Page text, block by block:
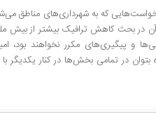
که به شهرداری‌های مناطق
آن در بحث کاهش ترافیک بیشتر از بیش
و پیگیری‌های مکرر نخواهند بود،
در تمامی بخش‌ها در کنار یکدیگر